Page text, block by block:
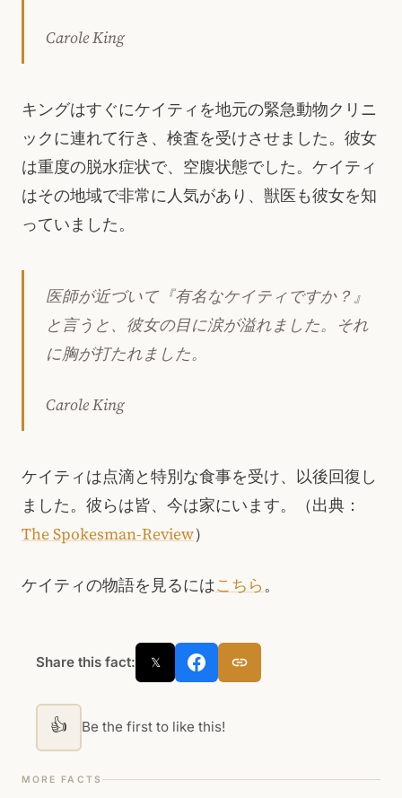
Carole King
キングはすぐにケイティを地元の緊急動物クリニ
ックに連れて行き、検査を受けさせました。彼女
は重度の脱水症状で、空腹状態でした。ケイティ
はその地域で非常に人気があり、獣医も彼女を知
っていました。
医師が近づいて『有名なケイティですか？』
と言うと、彼女の目に涙が溢れました。それ
に胸が打たれました。
Carole King
ケイティは点滴と特別な食事を受け、以後回復し
ました。彼らは皆、今は家にいます。（出典：
The Spokesman-Review）
ケイティの物語を見るにはこちら。
Share this fact: 𝕏
👍 Be the first to like this!
MORE FACTS